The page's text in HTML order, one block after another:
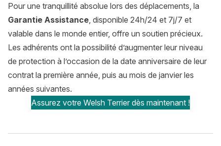
Pour une tranquillité absolue lors des déplacements, la
Garantie Assistance, disponible 24h/24 et 7j/7 et
valable dans le monde entier, offre un soutien précieux.
Les adhérents ont la possibilité d’augmenter leur niveau
de protection à l’occasion de la date anniversaire de leur
contrat la première année, puis au mois de janvier les
années suivantes.
Assurez votre Welsh Terrier dès maintenant !